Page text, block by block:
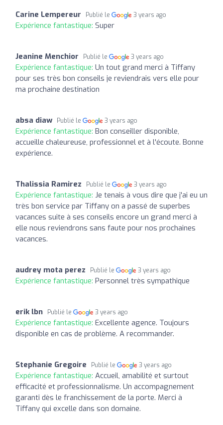
Carine Lempereur Publié le 3 years ago
Expérience fantastique: Super
Jeanine Menchior Publié le 3 years ago
Expérience fantastique: Un tout grand merci à Tiffany
pour ses très bon conseils je reviendrais vers elle pour
ma prochaine destination
absa diaw Publié le 3 years ago
Expérience fantastique: Bon conseiller disponible,
accueille chaleureuse, professionnel et à l'écoute. Bonne
expérience.
Thalissia Ramirez Publié le 3 years ago
Expérience fantastique: Je tenais à vous dire que j'ai eu un
très bon service par Tiffany on a passé de superbes
vacances suite à ses conseils encore un grand merci à
elle nous reviendrons sans faute pour nos prochaines
vacances.
audrey mota perez Publié le 3 years ago
Expérience fantastique: Personnel très sympathique
erik lbn Publié le 3 years ago
Expérience fantastique: Excellente agence. Toujours
disponible en cas de problème. A recommander.
Stephanie Gregoire Publié le 3 years ago
Expérience fantastique: Accueil, amabilité et surtout
efficacité et professionnalisme. Un accompagnement
garanti dès le franchissement de la porte. Merci à
Tiffany qui excelle dans son domaine.